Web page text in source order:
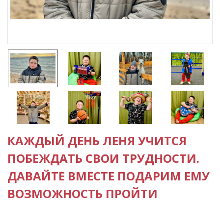
КАЖДЫЙ ДЕНЬ ЛЕНЯ УЧИТСЯ
ПОБЕЖДАТЬ СВОИ ТРУДНОСТИ.
ДАВАЙТЕ ВМЕСТЕ ПОДАРИМ ЕМУ
ВОЗМОЖНОСТЬ ПРОЙТИ